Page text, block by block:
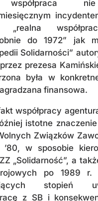
współpraca
do 1972” jak
Solidarności”
prezesa
była w
finansowa.
współpracy
istotne
Związków
’80, w sposobie
„Solidarność”, a
po 1989
stopień
z SB i